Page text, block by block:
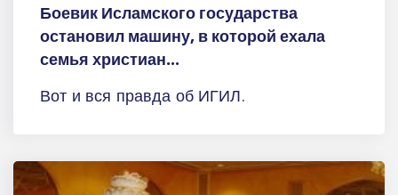
Боевик Исламского государства
остановил машину, в которой ехала
семья христиан...
Вот и вся правда об ИГИЛ.